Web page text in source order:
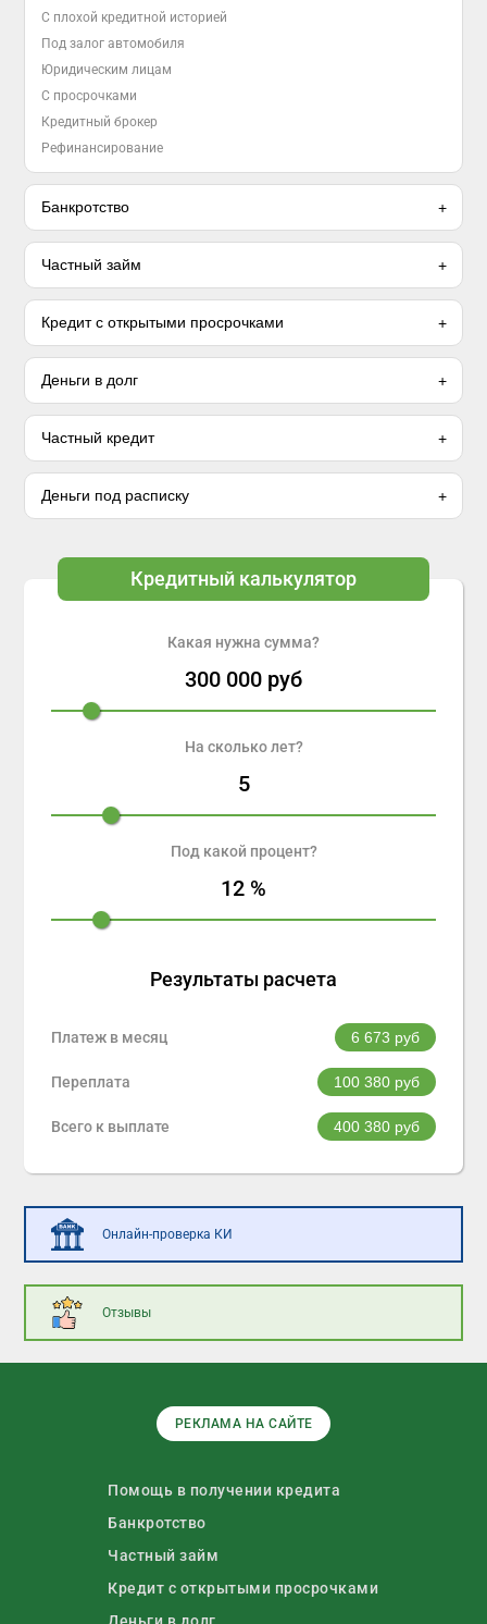
С плохой кредитной историей
Под залог автомобиля
Юридическим лицам
С просрочками
Кредитный брокер
Рефинансирование
Банкротство
Частный займ
Кредит с открытыми просрочками
Деньги в долг
Частный кредит
Деньги под расписку
Кредитный калькулятор
Какая нужна сумма?
300 000 руб
На сколько лет?
5
Под какой процент?
12 %
Результаты расчета
Платеж в месяц 6 673 руб
Переплата 100 380руб
Всего к выплате 400 380руб
Онлайн-проверка КИ
Отзывы
РЕКЛАМА НА САЙТЕ
Помощь в получении кредита
Банкротство
Частный займ
Кредит с открытыми просрочками